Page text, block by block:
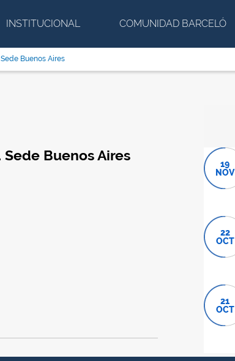
INSTITUCIONAL COMUNIDAD BARCELÓ
Buenos Aires
Buenos Aires
19
NOV
22
OCT
21
OCT